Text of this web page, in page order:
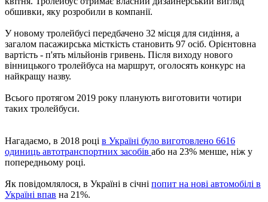
обшивки, яку розробили в компанії.
У новому тролейбусі передбачено 32 місця для сидіння, а
загалом пасажирська місткість становить 97 осіб. Орієнтовна
вартість - п'ять мільйонів гривень. Після виходу нового
вінницького тролейбуса на маршрут, оголосять конкурс на
найкращу назву.
Всього протягом 2019 року планують виготовити чотири
таких тролейбуси.
Нагадаємо, в 2018 році в Україні було виготовлено 6616
одиниць автотранспортних засобів або на 23% менше, ніж у
попередньому році.
Як повідомлялося, в Україні в січні попит на нові автомобілі в
Україні впав на 21%.